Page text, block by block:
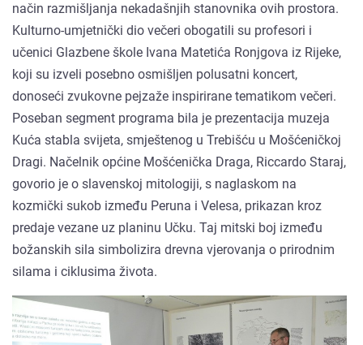
način razmišljanja nekadašnjih stanovnika ovih prostora.
Kulturno-umjetnički dio večeri obogatili su profesori i
učenici Glazbene škole Ivana Matetića Ronjgova iz Rijeke,
koji su izveli posebno osmišljen polusatni koncert,
donoseći zvukovne pejzaže inspirirane tematikom večeri.
Poseban segment programa bila je prezentacija muzeja
Kuća stabla svijeta, smještenog u Trebišću u Mošćeničkoj
Dragi. Načelnik općine Mošćenička Draga, Riccardo Staraj,
govorio je o slavenskoj mitologiji, s naglaskom na
kozmički sukob između Peruna i Velesa, prikazan kroz
predaje vezane uz planinu Učku. Taj mitski boj između
božanskih sila simbolizira drevna vjerovanja o prirodnim
silama i ciklusima života.